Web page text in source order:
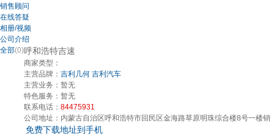
销售顾问
在线答疑
相册/视频
公司介绍
全部(0)呼和浩特吉速
商家类型：
主营品牌： 吉利几何 吉利汽车
主营业务： 暂无
特色服务： 暂无
联系电话： 84475931
公司地址： 内蒙古自治区呼和浩特市回民区金海路草原明珠综合楼8号一楼
免费下载地址到手机